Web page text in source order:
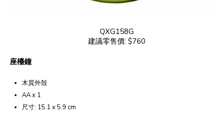
QXG158G
建議零售價: $760
座檯鐘
木質外殼
AA x 1
尺寸: 15.1 x 5.9 cm